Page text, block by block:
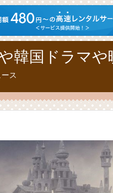
韓国ドラマや
ス